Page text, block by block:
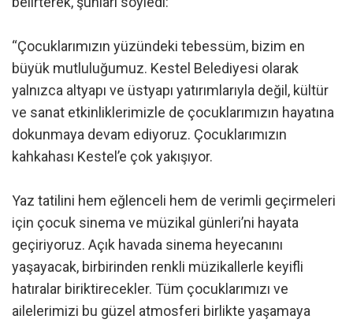
“Çocuklarımızın yüzündeki tebessüm, bizim en
büyük mutluluğumuz. Kestel Belediyesi olarak
yalnızca altyapı ve üstyapı yatırımlarıyla değil, kültür
ve sanat etkinliklerimizle de çocuklarımızın hayatına
dokunmaya devam ediyoruz. Çocuklarımızın
kahkahası Kestel’e çok yakışıyor.
Yaz tatilini hem eğlenceli hem de verimli geçirmeleri
için çocuk sinema ve müzikal günleri’ni hayata
geçiriyoruz. Açık havada sinema heyecanını
yaşayacak, birbirinden renkli müzikallerle keyifli
hatıralar biriktirecekler. Tüm çocuklarımızı ve
ailelerimizi bu güzel atmosferi birlikte yaşamaya